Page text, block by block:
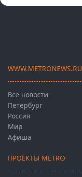
WWW.METRONEWS.RU
Все новости
Петербург
Россия
Мир
Афиша
ПРОЕКТЫ METRO